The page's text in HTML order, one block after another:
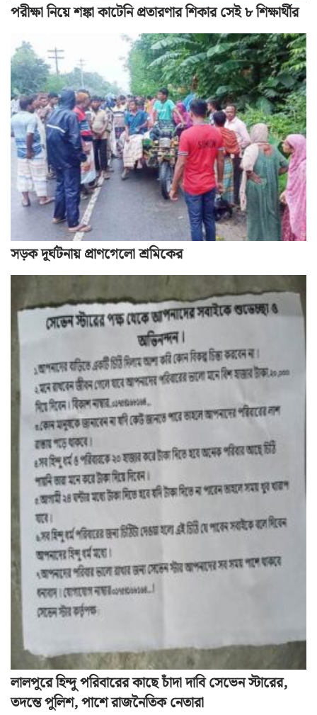
পরীক্ষা নিয়ে শঙ্কা কাটেনি প্রতারণার শিকার সেই ৮ শিক্ষার্থীর
সড়ক দূর্ঘটনায় প্রাণগেলো শ্রমিকের
লালপুরে হিন্দু পরিবারের কাছে চাঁদা দাবি সেভেন স্টারের,
তদন্তে পুলিশ, পাশে রাজনৈতিক নেতারা